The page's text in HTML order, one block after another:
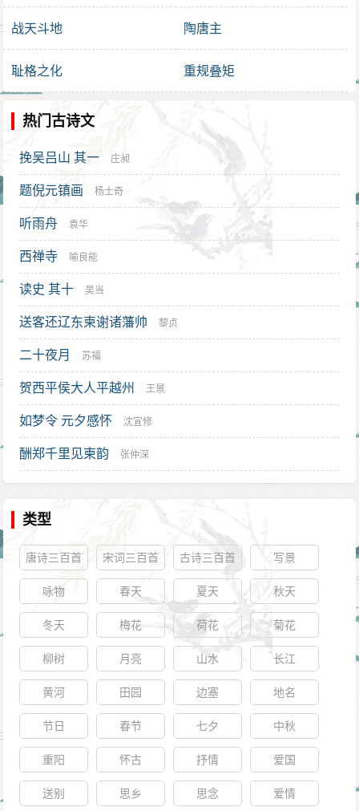
战天斗地 陶唐主
耻格之化 重规叠矩
热门古诗文
挽吴吕山 其一 庄昶
题倪元镇画 杨士奇
听雨舟 袁华
西禅寺 喻良能
读史 其十 吴当
送客还辽东柬谢诸藩帅 黎贞
二十夜月 苏福
贺西平侯大人平越州 王景
如梦令 元夕感怀 沈宜修
酬郑千里见柬韵 张仲深
类型
唐诗三百首 宋词三百首 古诗三百首 写景
咏物 春天 夏天 秋天
冬天 梅花 荷花 菊花
柳树 月亮 山水 长江
黄河 田园 边塞 地名
节日 春节 七夕 中秋
重阳 怀古 抒情 爱国
送别 思乡 思念 爱情